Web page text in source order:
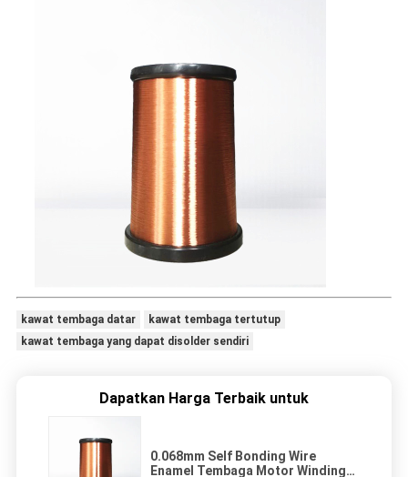
kawat tembaga datar
kawat tembaga tertutup
kawat tembaga yang dapat disolder sendiri
Dapatkan Harga Terbaik untuk
0.068mm Self Bonding Wire
Enamel Tembaga Motor Winding